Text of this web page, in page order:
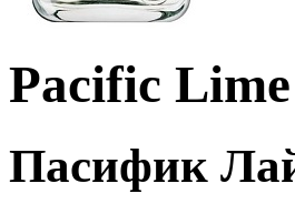
Pacific
Пасифик